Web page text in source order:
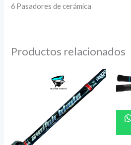
6 Pasadores de cerámica
Productos relacionados